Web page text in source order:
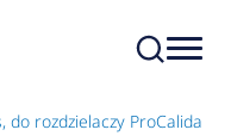
rozdzielaczy ProCalida